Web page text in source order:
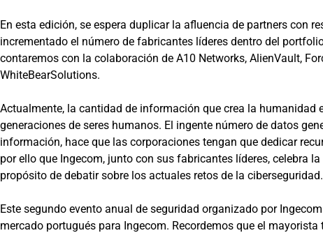
En esta edición, se espera duplicar la afluencia de partners con
incrementado el número de fabricantes líderes dentro del
contaremos con la colaboración de A10 Networks, AlienVault,
WhiteBearSolutions.
Actualmente, la cantidad de información que crea la humanidad
generaciones de seres humanos. El ingente número de datos
información, hace que las corporaciones tengan que dedicar
por ello que Ingecom, junto con sus fabricantes líderes, celebra
propósito de debatir sobre los actuales retos de la ciberseguridad.
Este segundo evento anual de seguridad organizado por
mercado portugués para Ingecom. Recordemos que el